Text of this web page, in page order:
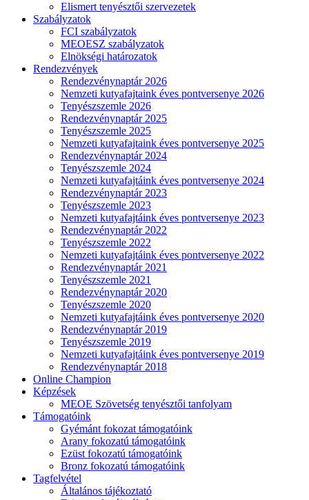
Elismert tenyésztői szervezetek
Szabályzatok
FCI szabályzatok
MEOESZ szabályzatok
Elnökségi határozatok
Rendezvények
Rendezvénynaptár 2026
Nemzeti kutyafajtaink éves pontversenye 2026
Tenyészszemle 2026
Rendezvénynaptár 2025
Tenyészszemle 2025
Nemzeti kutyafajtaink éves pontversenye 2025
Rendezvénynaptár 2024
Tenyészszemle 2024
Nemzeti kutyafajtáink éves pontversenye 2024
Rendezvénynaptár 2023
Tenyészszemle 2023
Nemzeti kutyafajtáink éves pontversenye 2023
Rendezvénynaptár 2022
Tenyészszemle 2022
Nemzeti kutyafajtáink éves pontversenye 2022
Rendezvénynaptár 2021
Tenyészszemle 2021
Rendezvénynaptár 2020
Tenyészszemle 2020
Nemzeti kutyafajtáink éves pontversenye 2020
Rendezvénynaptár 2019
Tenyészszemle 2019
Nemzeti kutyafajtáink éves pontversenye 2019
Rendezvénynaptár 2018
Online Champion
Képzések
MEOE Szövetség tenyésztői tanfolyam
Támogatóink
Gyémánt fokozat támogatóink
Arany fokozatú támogatóink
Ezüst fokozatú támogatóink
Bronz fokozatú támogatóink
Tagfelvétel
Általános tájékoztató